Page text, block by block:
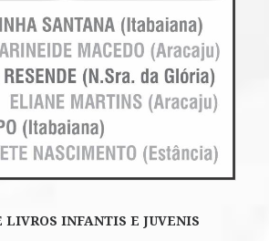
LIVROS INFANTIS E JUVENIS